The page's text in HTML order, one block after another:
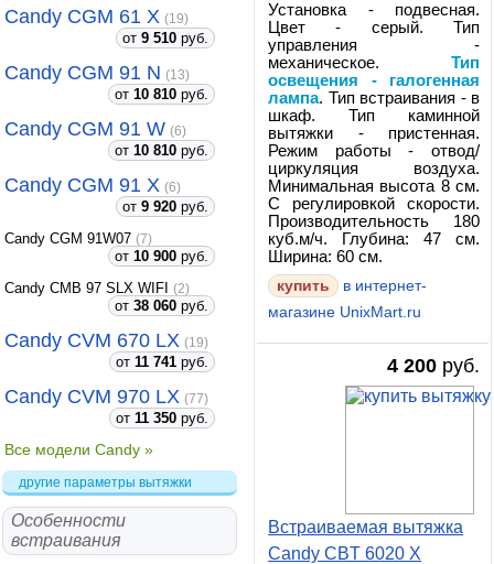
Candy CGM 61 X (19)
от 9 510 руб.
Candy CGM 91 N (13)
от 10 810 руб.
Candy CGM 91 W (6)
от 10 810 руб.
Candy CGM 91 X (6)
от 9 920 руб.
Candy CGM 91W07 (7)
от 10 900 руб.
Candy CMB 97 SLX WIFI
(2)
от 38 060 руб.
Candy CVM 670 LX (19)
от 11 741 руб.
Candy CVM 970 LX (77)
от 11 350 руб.
Все модели Candy »
другие параметры вытяжки
Особенности
встраивания
Установка - подвесная.
Цвет - серый. Тип
управления -
механическое.Тип
освещения - галогенная
лампа. Тип встраивания - в
шкаф. Тип каминной
вытяжки - пристенная.
Режим работы - отвод/
циркуляция воздуха.
Минимальная высота 8 см.
С регулировкой скорости.
Производительность 180
куб.м/ч. Глубина: 47 см.
Ширина: 60 см.
купить
в интернет-
магазине UnixMart.ru
4 200 руб.
Встраиваемая вытяжка
Candy CBT 6020 X